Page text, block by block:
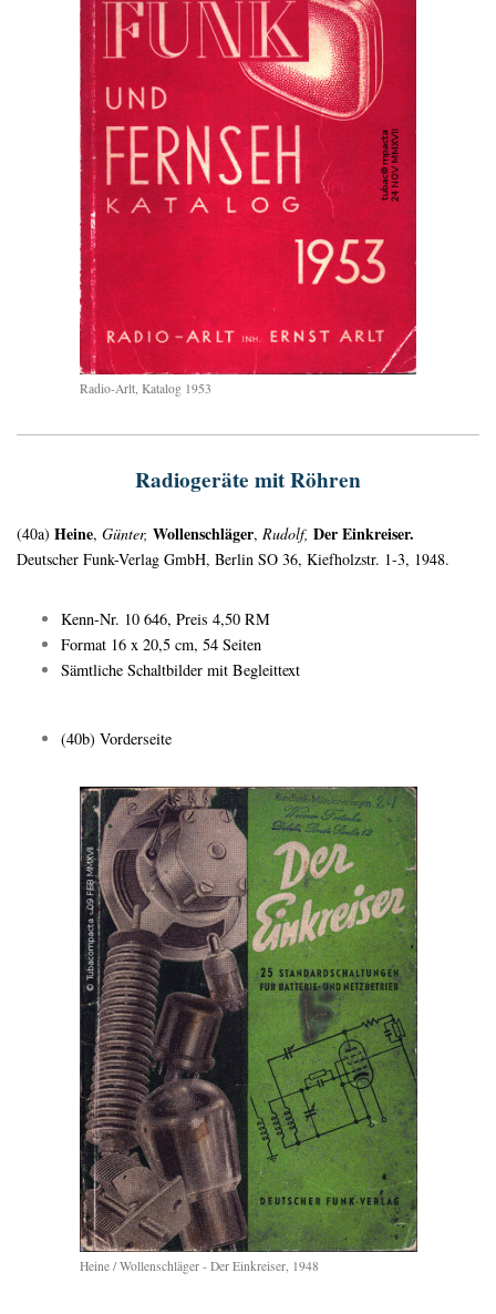
Radio-Arlt, Katalog 1953
Radiogeräte mit Röhren
(40a) Heine, Günter, Wollenschläger, Rudolf, Der Einkreiser.
Deutscher Funk-Verlag GmbH, Berlin SO 36, Kiefholzstr. 1-3, 1948.
Kenn-Nr. 10 646, Preis 4,50 RM
Format 16 x 20,5 cm, 54 Seiten
Sämtliche Schaltbilder mit Begleittext
(40b) Vorderseite
Heine / Wollenschläger - Der Einkreiser, 1948